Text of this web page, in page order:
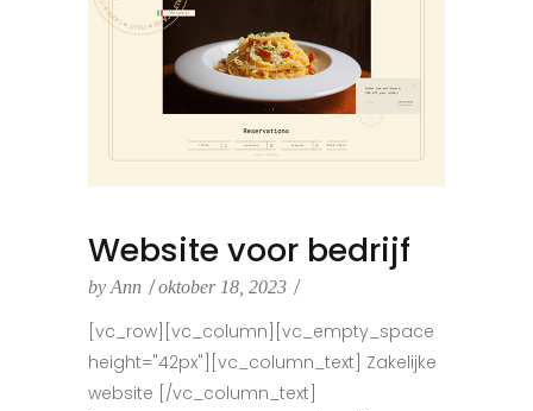
Website voor bedrijf
by Ann oktober 18, 2023
[vc_row][vc_column][vc_empty_space
height="42px"][vc_column_text] Zakelijke
website [/vc_column_text]